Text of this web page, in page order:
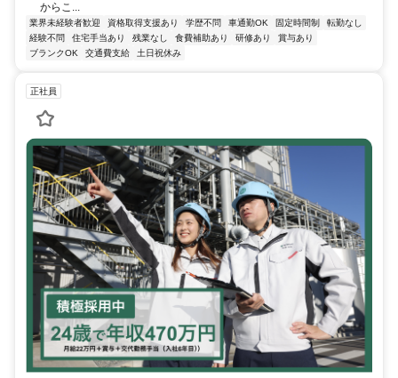
からこ...
業界未経験者歓迎 資格取得支援あり 学歴不問 車通勤OK 固定時間制
転勤なし
経験不問
住宅手当あり 残業なし 食費補助あり 研修あり
賞与あり
ブランクOK
交通費支給 土日祝休み
正社員